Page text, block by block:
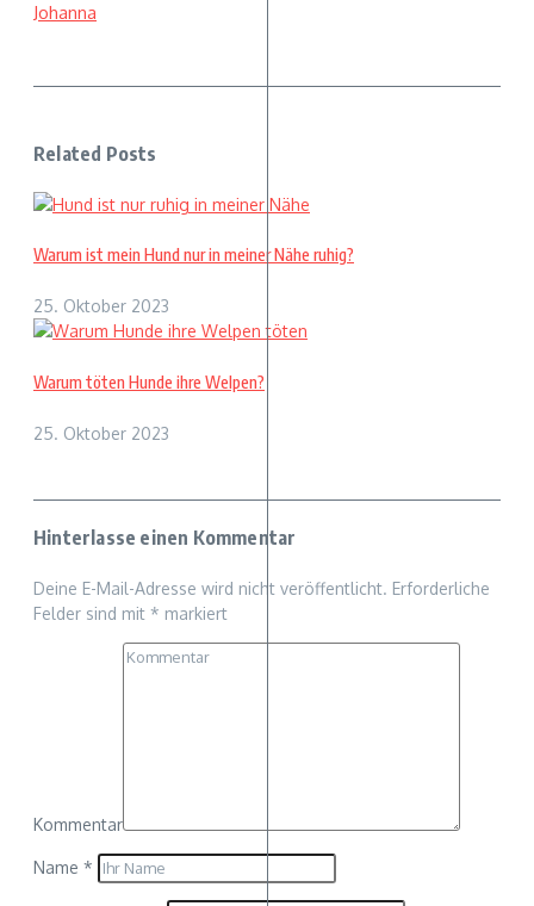
Johanna
Related Posts
Warum ist mein Hund nur in meiner Nähe ruhig?
25. Oktober 2023
Warum töten Hunde ihre Welpen?
25. Oktober 2023
Hinterlasse einen Kommentar
Deine E-Mail-Adresse wird nicht veröffentlicht. Erforderliche
Felder sind mit * markiert
Kommentar
Name *